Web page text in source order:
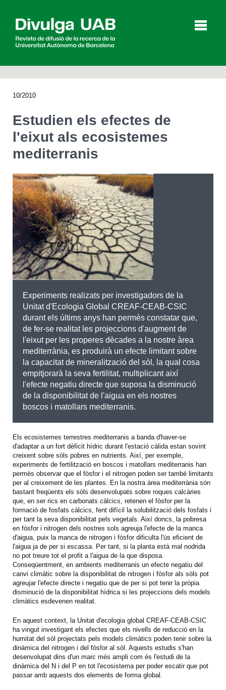
Agenda
English Español
CERCAR
10/2010
Estudien els efectes de
l'eixut als ecosistemes
mediterranis
Experiments realizats per investigadors de la
Unitat d'Ecologia Global CREAF-CEAB-CSIC
durant els últims anys han permès constatar que,
de fer-se realitat les projeccions d'augment de
l'eixut per les properes dècades a la nostre àrea
mediterrània, es produirà un efecte limitant sobre
la capacitat de mineralització del sòl, la qual cosa
empitjorarà la seva fertilitat, multiplicant així
l'efecte negatiu directe que suposa la disminució
de la disponibilitat de l'aigua en els nostres
boscos i matollars mediterranis.
Els ecosistemes terrestres mediterranis a banda d'haver-se
d'adaptar a un fort dèficit hídric durant l'estació càlida estan sovint
creixent sobre sòls pobres en nutrients. Així, per exemple,
experiments de fertilització en boscos i matollars mediterranis han
permès observar que el fòsfor i el nitrogen poden ser també limitants
per al creixement de les plantes. En la nostra àrea mediterrània són
bastant freqüents els sòls desenvolupats sobre roques calcàries
que, en ser rics en carbonats càlcics, retenen el fòsfor per la
formació de fosfats càlcics, fent difícil la solubilització dels fosfats i
per tant la seva disponibilitat pels vegetals. Així doncs, la pobresa
en fòsfor i nitrogen dels nostres sols agreuja l'efecte de la manca
d'aigua, puix la manca de nitrogen i fòsfor dificulta l'ús eficient de
l'aigua ja de per si escassa. Per tant, si la planta està mal nodrida
no pot treure tot el profit a l'aigua de la que disposa.
Conseqüentment, en ambients mediterranis un efecte negatiu del
canvi climàtic sobre la disponibilitat de nitrogen i fòsfor als sòls pot
agreujar l'efecte directe i negatiu que de per si pot tenir la pròpia
disminució de la disponibilitat hídrica si les projeccions dels models
climàtics esdevenen realitat.
En aquest context, la Unitat d'ecologia global CREAF-CEAB-CSIC
ha vingut investigant els efectes que els nivells de reducció en la
humitat del sòl projectats pels models climàtics poden tenir sobre la
dinàmica del nitrogen i del fòsfor al sòl. Aquests estudis s'han
desenvolupat dins d'un marc més ampli com és l'estudi de la
dinàmica del N i del P en tot l'ecosistema per poder escatir que pot
passar amb aquests dos elements de forma global.